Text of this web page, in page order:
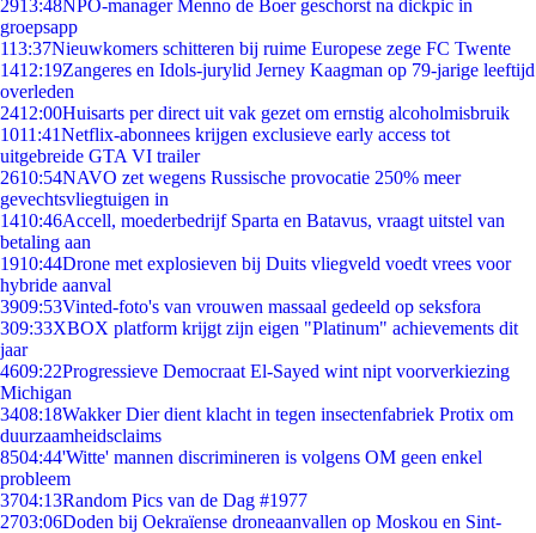
2913:48NPO-manager Menno de Boer geschorst na dickpic in
groepsapp
113:37Nieuwkomers schitteren bij ruime Europese zege FC Twente
1412:19Zangeres en Idols-jurylid Jerney Kaagman op 79-jarige leeftijd
overleden
2412:00Huisarts per direct uit vak gezet om ernstig alcoholmisbruik
1011:41Netflix-abonnees krijgen exclusieve early access tot
uitgebreide GTA VI trailer
2610:54NAVO zet wegens Russische provocatie 250% meer
gevechtsvliegtuigen in
1410:46Accell, moederbedrijf Sparta en Batavus, vraagt uitstel van
betaling aan
1910:44Drone met explosieven bij Duits vliegveld voedt vrees voor
hybride aanval
3909:53Vinted-foto's van vrouwen massaal gedeeld op seksfora
309:33XBOX platform krijgt zijn eigen "Platinum" achievements dit
jaar
4609:22Progressieve Democraat El-Sayed wint nipt voorverkiezing
Michigan
3408:18Wakker Dier dient klacht in tegen insectenfabriek Protix om
duurzaamheidsclaims
8504:44'Witte' mannen discrimineren is volgens OM geen enkel
probleem
3704:13Random Pics van de Dag #1977
2703:06Doden bij Oekraïense droneaanvallen op Moskou en Sint-